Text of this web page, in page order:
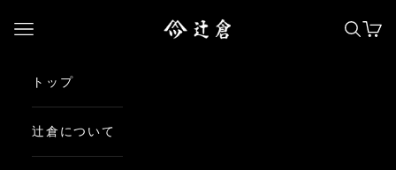
日本最古の京都和傘屋 辻倉
メニューを開く 検索を
カー
トップ
辻倉について